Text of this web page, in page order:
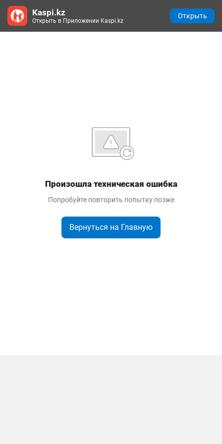
Произошла техническая ошибка
Попробуйте повторить попытку позже
Вернуться на Главную
Kaspi.kz
Открыть в Приложении Kaspi.kz
Открыть